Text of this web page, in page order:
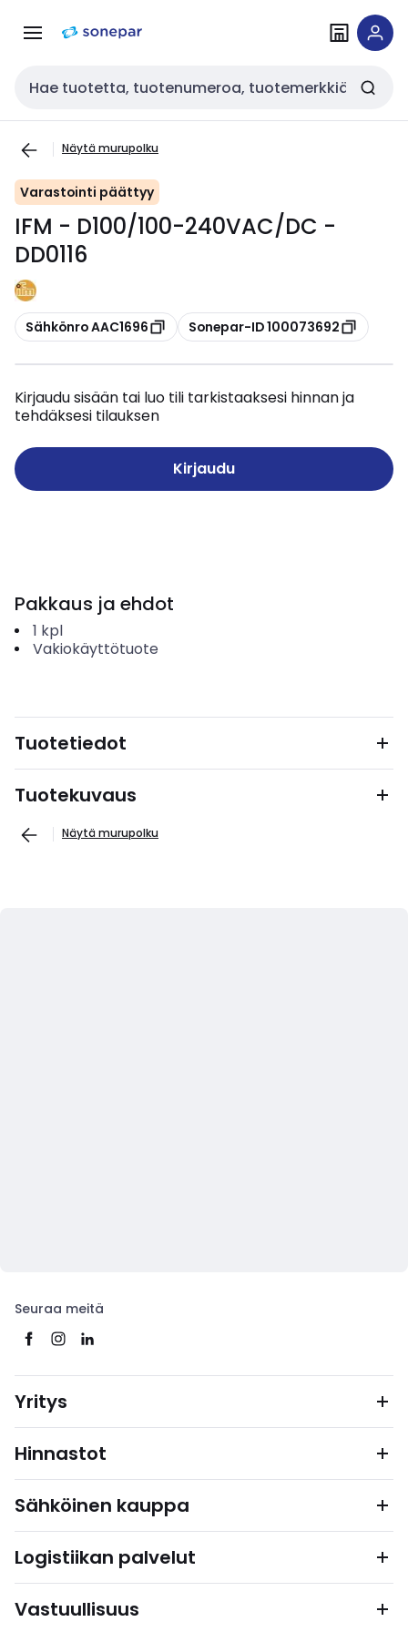
navigointiinsisältöön
Haku
Näytä murupolku
Varastointi päättyy
IFM - D100/100-240VAC/DC -
DD0116
Kopioi
Sähkönro AAC1696 Kopioi
Sonepar-ID 100073692
Kirjaudu sisään tai luo tili tarkistaaksesi hinnan ja
tehdäksesi tilauksen
Kirjaudu
Pakkaus ja ehdot
1 kpl
Vakiokäyttötuote
Tuotetiedot
Tuotekuvaus
Näytä murupolku
Seuraa meitä
Yritys
Hinnastot
Sähköinen kauppa
Logistiikan palvelut
Vastuullisuus